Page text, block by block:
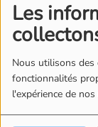
Les
Nous utilisons des
fonctionnalités
l'expérience de
1